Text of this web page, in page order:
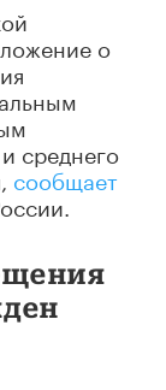
о
среднего
сообщает